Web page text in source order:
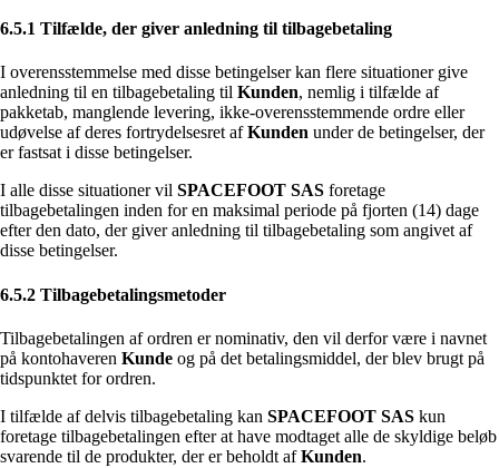
6.5.1 Tilfælde, der giver anledning til tilbagebetaling
I overensstemmelse med disse betingelser kan flere situationer give
anledning til en tilbagebetaling til Kunden, nemlig i tilfælde af
pakketab, manglende levering, ikke-overensstemmende ordre eller
udøvelse af deres fortrydelsesret afKunden under de betingelser, der
er fastsat i disse betingelser.
I alle disse situationer vil SPACEFOOT SAS foretage
tilbagebetalingen inden for en maksimal periode på fjorten (14) dage
efter den dato, der giver anledning til tilbagebetaling som angivet af
disse betingelser.
6.5.2 Tilbagebetalingsmetoder
Tilbagebetalingen af ordren er nominativ, den vil derfor være i navnet
på kontohaveren Kunde og på det betalingsmiddel, der blev brugt på
tidspunktet for ordren.
I tilfælde af delvis tilbagebetaling kan SPACEFOOT SAS kun
foretage tilbagebetalingen efter at have modtaget alle de skyldige beløb
svarende til de produkter, der er beholdt afKunden.